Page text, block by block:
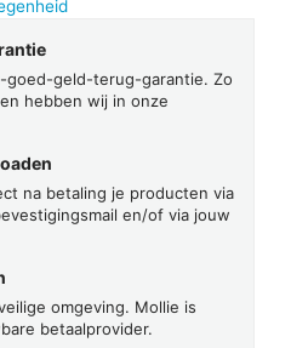
goed-geld-terug-garantie. Zo
hebben wij in onze
na betaling je producten via
en/of via jouw
omgeving. Mollie is
betaalprovider.